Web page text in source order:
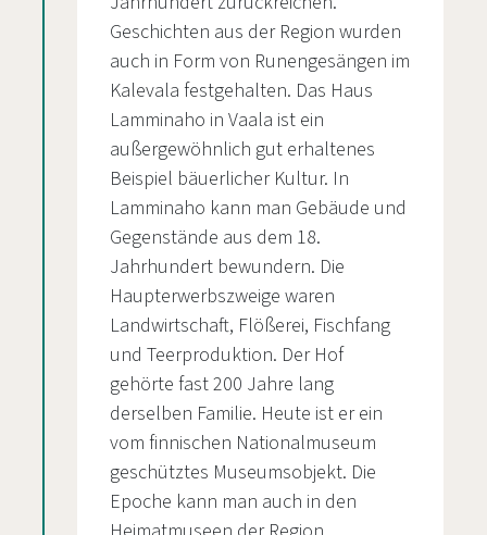
Geschichten aus der Region wurden
auch in Form von Runengesängen im
Kalevala festgehalten. Das Haus
Lamminaho in Vaala ist ein
außergewöhnlich gut erhaltenes
Beispiel bäuerlicher Kultur. In
Lamminaho kann man Gebäude und
Gegenstände aus dem 18.
Jahrhundert bewundern. Die
Haupterwerbszweige waren
Landwirtschaft, Flößerei, Fischfang
und Teerproduktion. Der Hof
gehörte fast 200 Jahre lang
derselben Familie. Heute ist er ein
vom finnischen Nationalmuseum
geschütztes Museumsobjekt. Die
Epoche kann man auch in den